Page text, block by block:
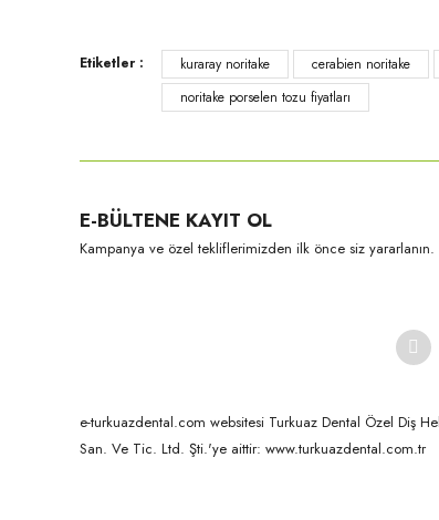
Bu ürüne benzer farklı alternatifler olmalı.
Kuraray-Noritake
CZR Opak Dentin-50 Gr B3
Etiketler : kuraray noritake cerabien noritake
noritake porselen tozu fiyatları
E-BÜLTENE KAYIT OL
Kampanya ve özel tekliflerimizden ilk önce siz yararlanın.
e-turkuazdental.com websitesi Turkuaz Dental Özel Diş
San. Ve Tic. Ltd. Şti.'ye aittir: www.turkuazdental.com.tr